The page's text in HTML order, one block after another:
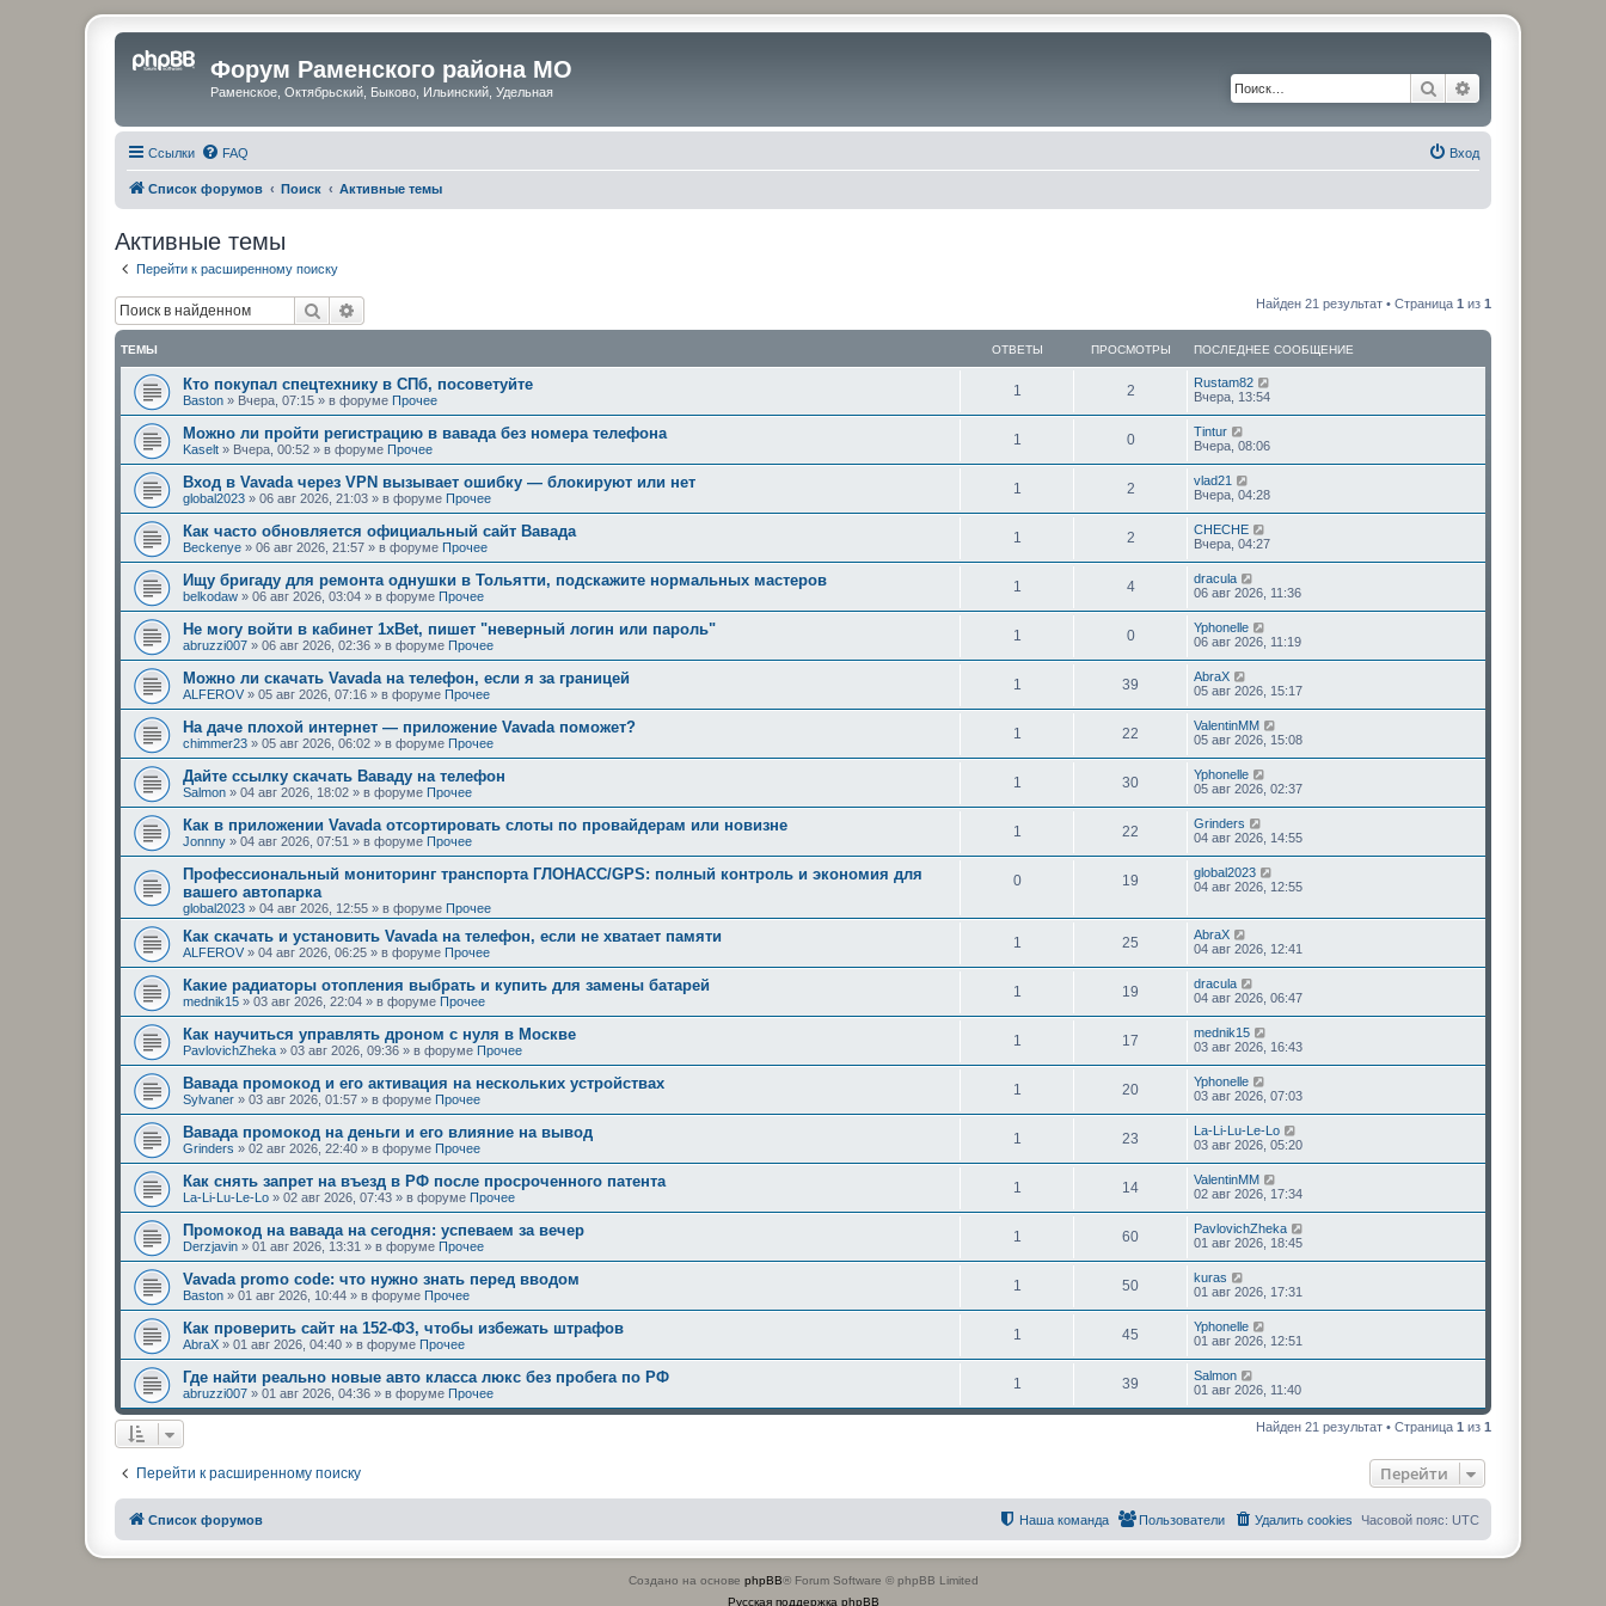
Форум Раменского района МО
Раменское, Октябрьский, Быково, Ильинский, Удельная Поиск
Ссылки FAQ Вход
Список форумов Поиск Активные темы
Активные темы
Перейти к расширенному поиску
Поиск Найден 21 результат • Страница 1 из 1
ТЕМЫ ОТВЕТЫ ПРОСМОТРЫ ПОСЛЕДНЕЕ СООБЩЕНИЕ
Кто покупал спецтехнику в СПб, посоветуйте
Baston » Вчера, 07:15 » в форуме Прочее
1 2
Rustam82
Вчера, 13:54
Можно ли пройти регистрацию в вавада без номера телефона
Kaselt » Вчера, 00:52 » в форуме Прочее
1 0
Tintur
Вчера, 08:06
Вход в Vavada через VPN вызывает ошибку — блокируют или нет
global2023 » 06 авг 2026, 21:03 » в форуме Прочее
1 2
vlad21
Вчера, 04:28
Как часто обновляется официальный сайт Вавада
Beckenye » 06 авг 2026, 21:57 » в форуме Прочее
1 2
CHECHE
Вчера, 04:27
Ищу бригаду для ремонта однушки в Тольятти, подскажите нормальных мастеров
belkodaw » 06 авг 2026, 03:04 » в форуме Прочее
1 4
dracula
06 авг 2026, 11:36
Не могу войти в кабинет 1xBet, пишет "неверный логин или пароль"
abruzzi007 » 06 авг 2026, 02:36 » в форуме Прочее
1 0
Yphonelle
06 авг 2026, 11:19
Можно ли скачать Vavada на телефон, если я за границей
ALFEROV » 05 авг 2026, 07:16 » в форуме Прочее
1 39
AbraX
05 авг 2026, 15:17
На даче плохой интернет — приложение Vavada поможет?
chimmer23 » 05 авг 2026, 06:02 » в форуме Прочее
1 22
ValentinMM
05 авг 2026, 15:08
Дайте ссылку скачать Ваваду на телефон
Salmon » 04 авг 2026, 18:02 » в форуме Прочее
1 30
Yphonelle
05 авг 2026, 02:37
Как в приложении Vavada отсортировать слоты по провайдерам или новизне
Jonnny » 04 авг 2026, 07:51 » в форуме Прочее
1 22
Grinders
04 авг 2026, 14:55
Профессиональный мониторинг транспорта ГЛОНАСС/GPS: полный контроль и экономия для
вашего автопарка
global2023 » 04 авг 2026, 12:55 » в форуме Прочее
0 19
global2023
04 авг 2026, 12:55
Как скачать и установить Vavada на телефон, если не хватает памяти
ALFEROV » 04 авг 2026, 06:25 » в форуме Прочее
1 25
AbraX
04 авг 2026, 12:41
Какие радиаторы отопления выбрать и купить для замены батарей
mednik15 » 03 авг 2026, 22:04 » в форуме Прочее
1 19
dracula
04 авг 2026, 06:47
Как научиться управлять дроном с нуля в Москве
PavlovichZheka » 03 авг 2026, 09:36 » в форуме Прочее
1 17
mednik15
03 авг 2026, 16:43
Вавада промокод и его активация на нескольких устройствах
Sylvaner » 03 авг 2026, 01:57 » в форуме Прочее
1 20
Yphonelle
03 авг 2026, 07:03
Вавада промокод на деньги и его влияние на вывод
Grinders » 02 авг 2026, 22:40 » в форуме Прочее
1 23
La-Li-Lu-Le-Lo
03 авг 2026, 05:20
Как снять запрет на въезд в РФ после просроченного патента
La-Li-Lu-Le-Lo » 02 авг 2026, 07:43 » в форуме Прочее
1 14
ValentinMM
02 авг 2026, 17:34
Промокод на вавада на сегодня: успеваем за вечер
Derzjavin » 01 авг 2026, 13:31 » в форуме Прочее
1 60
PavlovichZheka
01 авг 2026, 18:45
Vavada promo code: что нужно знать перед вводом
Baston » 01 авг 2026, 10:44 » в форуме Прочее
1 50
kuras
01 авг 2026, 17:31
Как проверить сайт на 152-ФЗ, чтобы избежать штрафов
AbraX » 01 авг 2026, 04:40 » в форуме Прочее
1 45
Yphonelle
01 авг 2026, 12:51
Где найти реально новые авто класса люкс без пробега по РФ
abruzzi007 » 01 авг 2026, 04:36 » в форуме Прочее
1 39
Salmon
01 авг 2026, 11:40
Найден 21 результат • Страница 1 из 1
Перейти к расширенному поиску Перейти
Список форумов Часовой пояс: UTC
Удалить cookies
Пользователи
Наша команда
Создано на основе phpBB® Forum Software © phpBB Limited
Русская поддержка phpBB